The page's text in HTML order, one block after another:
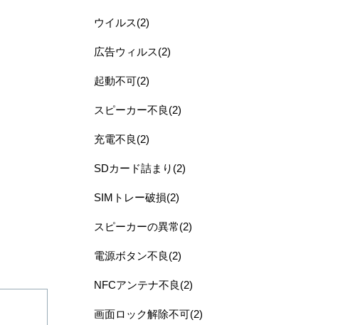
ウイルス(2)
広告ウィルス(2)
起動不可(2)
スピーカー不良(2)
充電不良(2)
SDカード詰まり(2)
SIMトレー破損(2)
スピーカーの異常(2)
電源ボタン不良(2)
NFCアンテナ不良(2)
画面ロック解除不可(2)